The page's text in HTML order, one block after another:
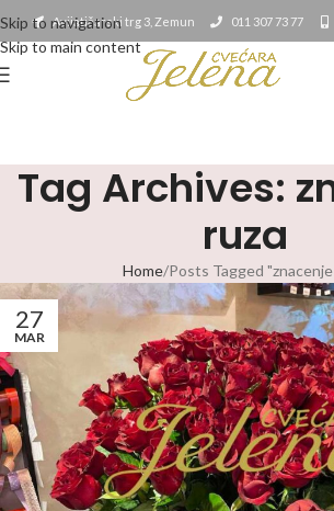
Skip to navigation
Skip to main content
Avijatičarski trg 3, Zemun 011 307 73 77
Tag Archives:
ruza
Home Posts Tagged "znacenje
27
MAR